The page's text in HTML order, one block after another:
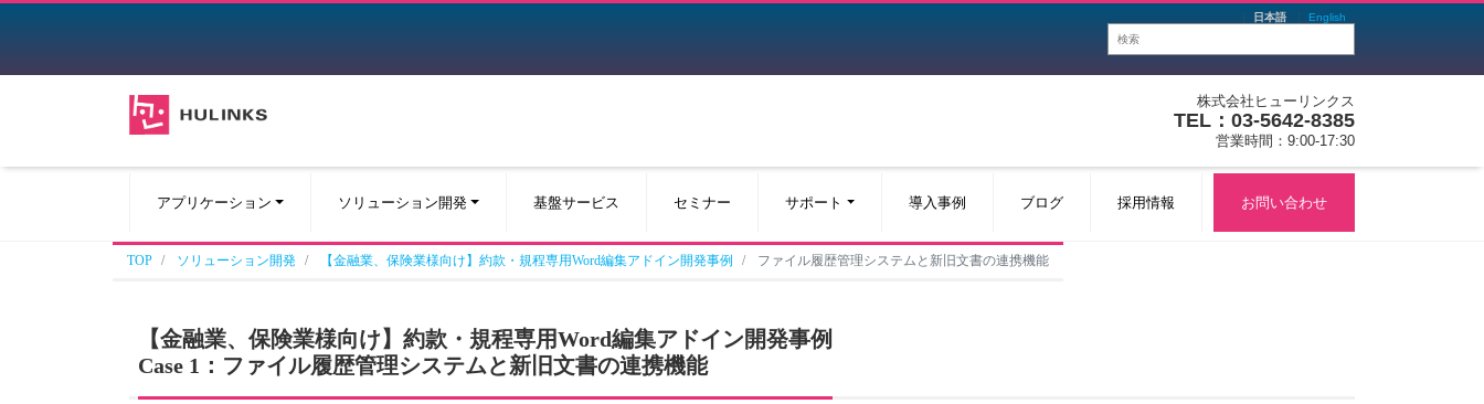
日本語 English
株式会社ヒューリンクス
TEL：03-5642-8385
営業時間：9:00-17:30
アプリケーション ソリューション開発 基盤サービス セミナー サポート 導入事例 ブログ 採用情報 お問い合わせ
TOP ソリューション開発 【金融業、保険業様向け】約款・規程専用Word編集アドイン開発事例 ファイル履歴管理システムと新旧文書の連携機能
【金融業、保険業様向け】約款・規程専用Word編集アドイン開発事例
Case 1：ファイル履歴管理システムと新旧文書の連携機能